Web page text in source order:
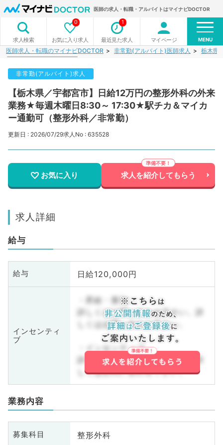
医師の求人・転職・アルバイトはマイナビDOCTOR
求人検索 お気に入り求人
0
最近見た求人
1
マイページ MENU
医師求人・転職のマイナビDOCTOR 非常勤(アルバイト)医師求人 栃木県
非常勤(アルバイト)求人
【栃木県／宇都宮市】日給12万円の整形外科の外来
業務★毎週木曜日8:30～ 17:30★駅チカ＆マイカ
ー通勤可（整形外科／非常勤）
更新日 : 2026/07/29求人No : 635528
お気に入り 求人を紹介してもらう
求人詳細
給与
給与 日給120,000円
インセンティ
ブ
・昇給・賞与
詳しくはお問い合わせ下さい。詳
しくはお問い合わせ下さい。
・インセンティブ
詳しくはお問い合わせ下さい。詳
しくはお問い合わせ下さい。
業務内容
募集科目 整形外科